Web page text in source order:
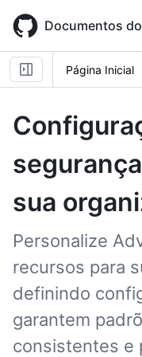
main
content
Documentos
Página Inicial
sua
Personalize
recursos para
definindo
garantem
consistentes e